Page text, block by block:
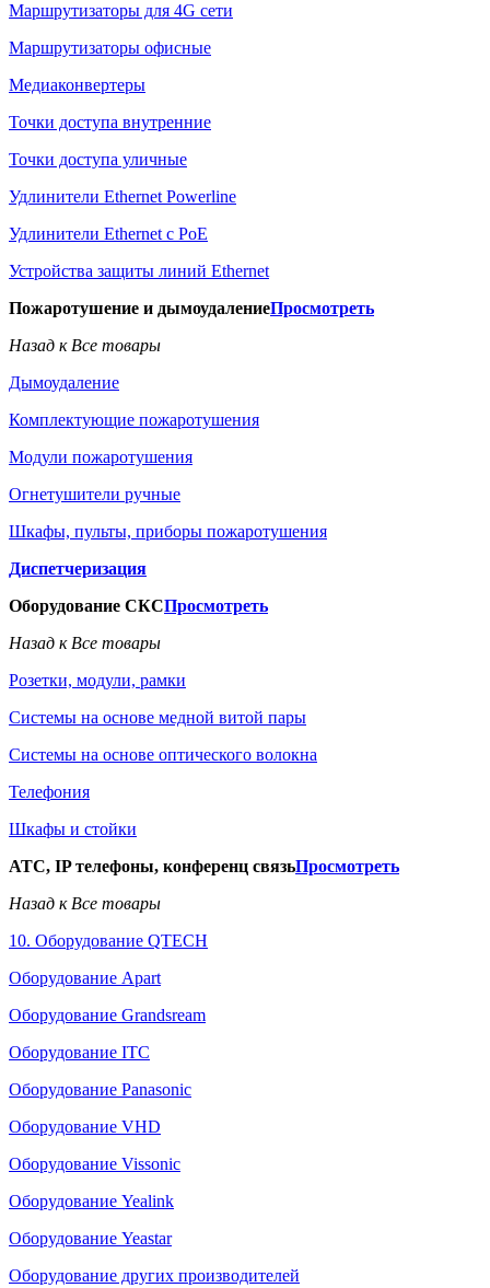
Маршрутизаторы для 4G сети
Маршрутизаторы офисные
Медиаконвертеры
Точки доступа внутренние
Точки доступа уличные
Удлинители Ethernet Powerline
Удлинители Ethernet с PoE
Устройства защиты линий Ethernet
Пожаротушение и дымоудалениеПросмотреть
Назад к Все товары
Дымоудаление
Комплектующие пожаротушения
Модули пожаротушения
Огнетушители ручные
Шкафы, пульты, приборы пожаротушения
Диспетчеризация
Оборудование СКСПросмотреть
Назад к Все товары
Розетки, модули, рамки
Системы на основе медной витой пары
Системы на основе оптического волокна
Телефония
Шкафы и стойки
АТС, IP телефоны, конференц связьПросмотреть
Назад к Все товары
10. Оборудование QTECH
Оборудование Apart
Оборудование Grandsream
Оборудование ITC
Оборудование Panasonic
Оборудование VHD
Оборудование Vissonic
Оборудование Yealink
Оборудование Yeastar
Оборудование других производителей